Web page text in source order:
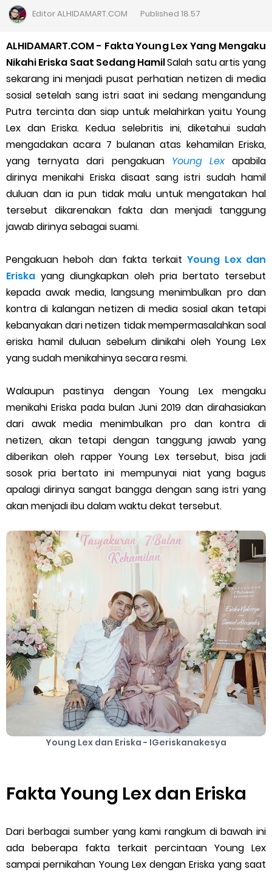
Cara Daftar Goshop agar Cepat Diterima
Apa itu Grab Saap? Layanan Antri Online Terbaru Dari Grab
Cara Jitu Mendapat Voucher Gojek Gratis
Cara Ping DNS Server Gojek Gopartner
Cara Mudah Melihat Nomor Shopeepay Sendiri dan Orang Lain
7 Cara Mudah Top Up Grab untuk Driver
5 Versi Map Paling Gacor Untuk Ojek Online
Penyebab dan Cara Memulihkan Akun Gojek Dibekukan
Cara Menggunakan Paket Telkomsel Mitra Gojek
5 Cara Top Up InDriver dengan Mudah
5 Biaya Potongan Shopee Food yang Perlu Kamu Ketahui
10 Cara Jitu Autobid Untuk Lala Motor dan Mobil 2023
Batas Saldo Untuk Akun Gopay Biasa dan Upgrade
Cara Mudah Melihat QR dan Barcode Shopeepay
Enroute Drop: Arti dan Penjelasan Resi Gosend
Cara Transfer Gopay ke Shopeepay Tanpa Potongan
Cara Ping Server Shopee Food 2022
Cara Menghubungi CS Lalamove dan Jam Operasionalnya
Cara Mengatasi Aplikasi Gojek Mengalami Gangguan
DNS Server Gojek Driver Terbaru 2026: Panduan Lengkap DNS
Server Gojek Terbaru dan IP Server GoPartner Gojek
Thursday, 6 August
EditorALHIDAMART.COM Published 18.57
ALHIDAMART.COM - Fakta Young Lex Yang Mengaku
Nikahi Eriska Saat Sedang HamilSalah satu artis yang
sekarang ini menjadi pusat perhatian netizen di media
sosial setelah sang istri saat ini sedang mengandung
Putra tercinta dan siap untuk melahirkan yaitu Young
Lex dan Eriska. Kedua selebritis ini, diketahui sudah
mengadakan acara 7 bulanan atas kehamilan Eriska,
yang ternyata dari pengakuan Young Lexapabila
dirinya menikahi Eriska disaat sang istri sudah hamil
duluan dan ia pun tidak malu untuk mengatakan hal
tersebut dikarenakan fakta dan menjadi tanggung
jawab dirinya sebagai suami.
Pengakuan heboh dan fakta terkaitYoung Lex dan
Eriska yang diungkapkan oleh pria bertato tersebut
kepada awak media, langsung menimbulkan pro dan
kontra di kalangan netizen di media sosial akan tetapi
kebanyakan dari netizen tidak mempermasalahkan soal
eriska hamil duluan sebelum dinikahi oleh Young Lex
yang sudah menikahinya secara resmi.
Walaupun pastinya dengan Young Lex mengaku
menikahi Eriska pada bulan Juni 2019 dan dirahasiakan
dari awak media menimbulkan pro dan kontra di
netizen, akan tetapi dengan tanggung jawab yang
diberikan oleh rapper Young Lex tersebut, bisa jadi
sosok pria bertato ini mempunyai niat yang bagus
apalagi dirinya sangat bangga dengan sang istri yang
akan menjadi ibu dalam waktu dekat tersebut.
Young Lex dan Eriska - IGeriskanakesya
Fakta Young Lex dan Eriska
Dari berbagai sumber yang kami rangkum di bawah ini
ada beberapa fakta terkait percintaan Young Lex
sampai pernikahan Young Lex dengan Eriska yang saat